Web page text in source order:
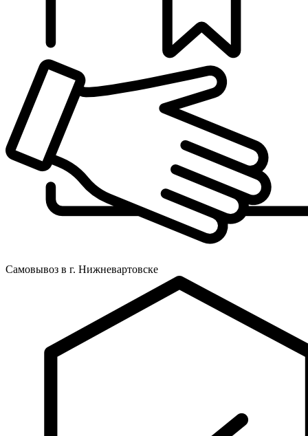
Самовывоз в г. Нижневартовске